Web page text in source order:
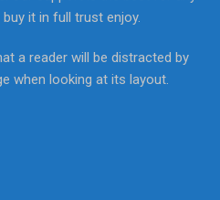
it in full trust enjoy.
a reader will be distracted by
when looking at its layout.